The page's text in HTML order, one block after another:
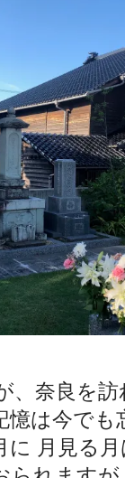
、奈良を
憶は今で
月見る